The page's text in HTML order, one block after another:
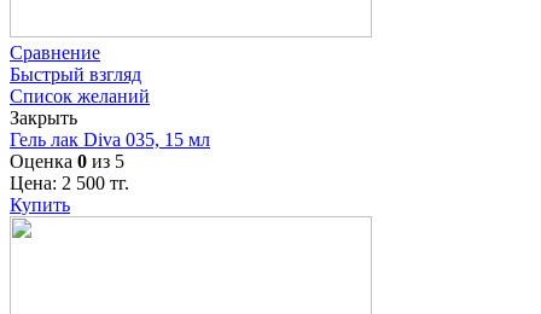
Сравнение
Быстрый взгляд
Список желаний
Закрыть
Гель лак Diva 035, 15 мл
Оценка 0 из 5
Цена: 2 500 тг.
Купить